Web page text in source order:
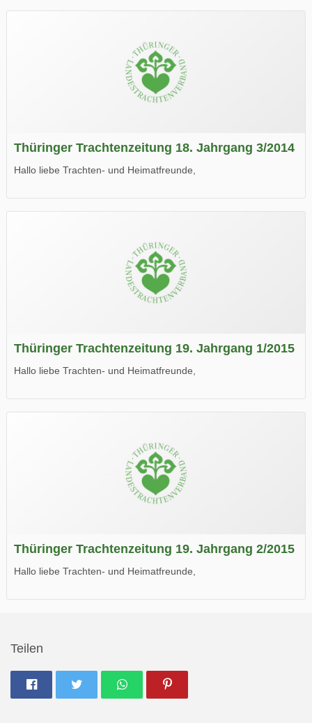
Thüringer Trachtenzeitung 18. Jahrgang 3/2014
Hallo liebe Trachten- und Heimatfreunde,
Wir wünschen Euch viel Spaß beim Lesen.
Thüringer Trachtenzeitung 19. Jahrgang 1/2015
Hallo liebe Trachten- und Heimatfreunde,
Wir wünschen Euch viel Spaß beim Lesen.
Thüringer Trachtenzeitung 19. Jahrgang 2/2015
Hallo liebe Trachten- und Heimatfreunde,
Teilen